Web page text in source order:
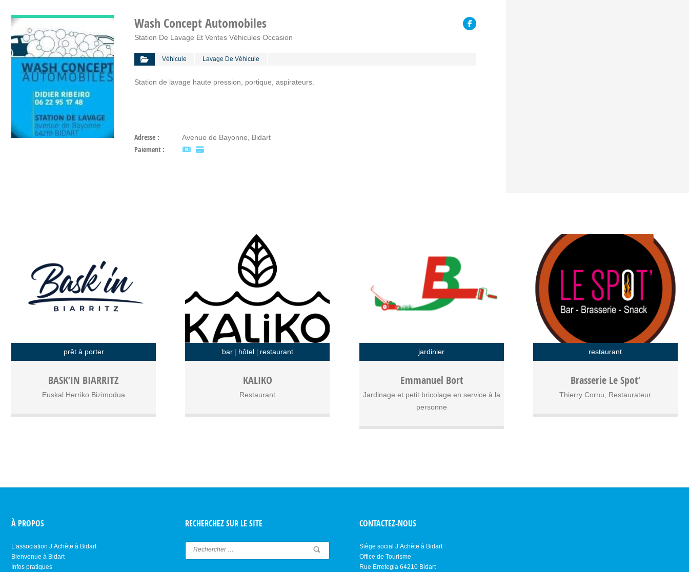
Wash Concept Automobiles
Station De Lavage Et Ventes Véhicules Occasion
Véhicule Lavage De Véhicule
Station de lavage haute pression, portique, aspirateurs.
Adresse : Avenue de Bayonne, Bidart
Paiement :
produits à la demande, création de contenu
digital
prêt à porter
BASK’IN BIARRITZ
Euskal Herriko Bizimodua
séminaire et 13 chambres
bar hôtel restaurant
KALIKO
Restaurant
bricolage en SAP avec une réduction ou
crédit d’impôts de 50%
jardinier
Emmanuel Bort
Jardinage et petit bricolage en service à la
personne
d’exception, le Spot’ s’adapte à vos besoins,
dans la convivialité et la bonne-humeur !
restaurant
Brasserie Le Spot’
Thierry Cornu, Restaurateur
À PROPOS
L’association J’Achète à Bidart
Bienvenue à Bidart
Infos pratiques
RECHERCHEZ SUR LE SITE CONTACTEZ-NOUS
Siège social J’Achète à Bidart
Office de Tourisme
Rue Erretegia 64210 Bidart